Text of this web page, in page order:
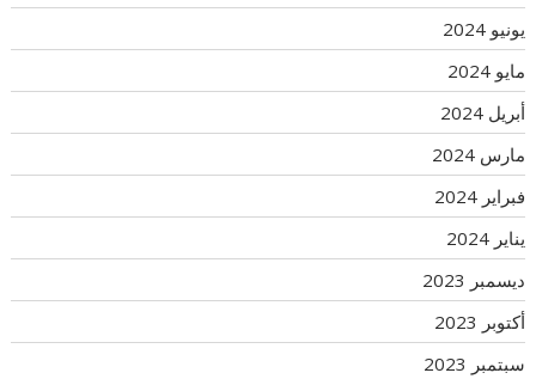
يونيو 2024
مايو 2024
أبريل 2024
مارس 2024
فبراير 2024
يناير 2024
ديسمبر 2023
أكتوبر 2023
سبتمبر 2023